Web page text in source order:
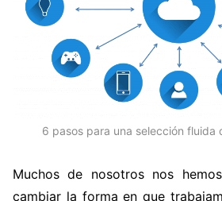
6 pasos para una selección fluida
Muchos de nosotros nos
cambiar la forma en que